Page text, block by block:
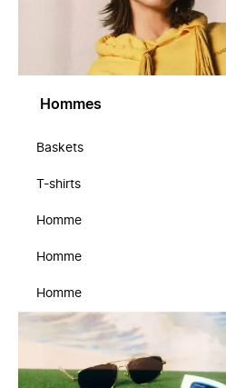
Hommes
Baskets
T-shirts
Homme
Homme
Homme